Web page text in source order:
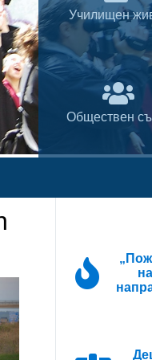
Училищен
Обществен
в следните